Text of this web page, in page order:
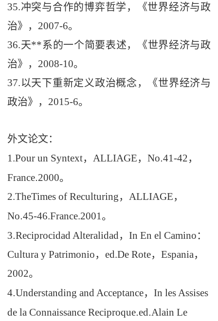
35.冲突与合作的博弈哲学，《世界经济与政
治》， 2007-6。
36.天**系的一个简要表述，《世界经济与政
治》， 2008-10。
37.以天下重新定义政治概念，《世界经济与
政治》， 2015-6。
外文论文：
1.Pour un Syntext， ALLIAGE， No.41-42，
France.2000。
2.TheTimes of Reculturing， ALLIAGE，
No.45-46.France.2001。
3.Reciprocidad Alteralidad， In En el Camino：
Cultura y Patrimonio， ed.De Rote， Espania，
2002。
4.Understanding and Acceptance， In les Assises
de la Connaissance Reciproque.ed.Alain Le